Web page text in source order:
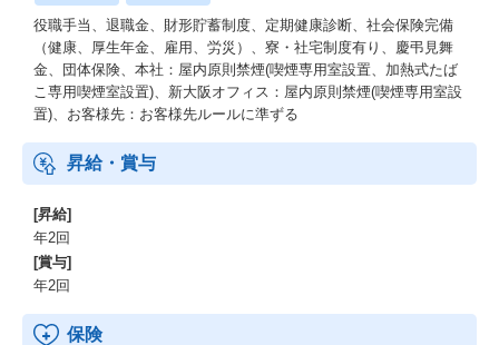
役職手当、退職金、財形貯蓄制度、定期健康診断、社会保険完備
（健康、厚生年金、雇用、労災）、寮・社宅制度有り、慶弔見舞
金、団体保険、本社：屋内原則禁煙(喫煙専用室設置、加熱式たば
こ専用喫煙室設置)、新大阪オフィス：屋内原則禁煙(喫煙専用室設
置)、お客様先：お客様先ルールに準ずる
昇給・賞与
[昇給]
年2回
[賞与]
年2回
保険